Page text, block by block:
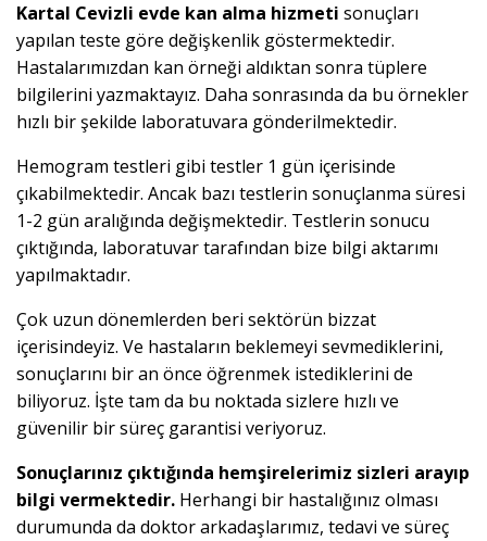
Kartal Cevizli evde kan alma hizmeti sonuçları
yapılan teste göre değişkenlik göstermektedir.
Hastalarımızdan kan örneği aldıktan sonra tüplere
bilgilerini yazmaktayız. Daha sonrasında da bu örnekler
hızlı bir şekilde laboratuvara gönderilmektedir.
Hemogram testleri gibi testler 1 gün içerisinde
çıkabilmektedir. Ancak bazı testlerin sonuçlanma süresi
1-2 gün aralığında değişmektedir. Testlerin sonucu
çıktığında, laboratuvar tarafından bize bilgi aktarımı
yapılmaktadır.
Çok uzun dönemlerden beri sektörün bizzat
içerisindeyiz. Ve hastaların beklemeyi sevmediklerini,
sonuçlarını bir an önce öğrenmek istediklerini de
biliyoruz. İşte tam da bu noktada sizlere hızlı ve
güvenilir bir süreç garantisi veriyoruz.
Sonuçlarınız çıktığında hemşirelerimiz sizleri arayıp
bilgi vermektedir. Herhangi bir hastalığınız olması
durumunda da doktor arkadaşlarımız, tedavi ve süreç